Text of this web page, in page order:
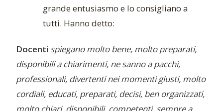
grande entusiasmo e lo consigliano a
tutti. Hanno detto:
Docenti spiegano molto bene, molto preparati,
disponibili a chiarimenti, ne sanno a pacchi,
professionali, divertenti nei momenti giusti, molto
cordiali, educati, preparati, decisi, ben organizzati,